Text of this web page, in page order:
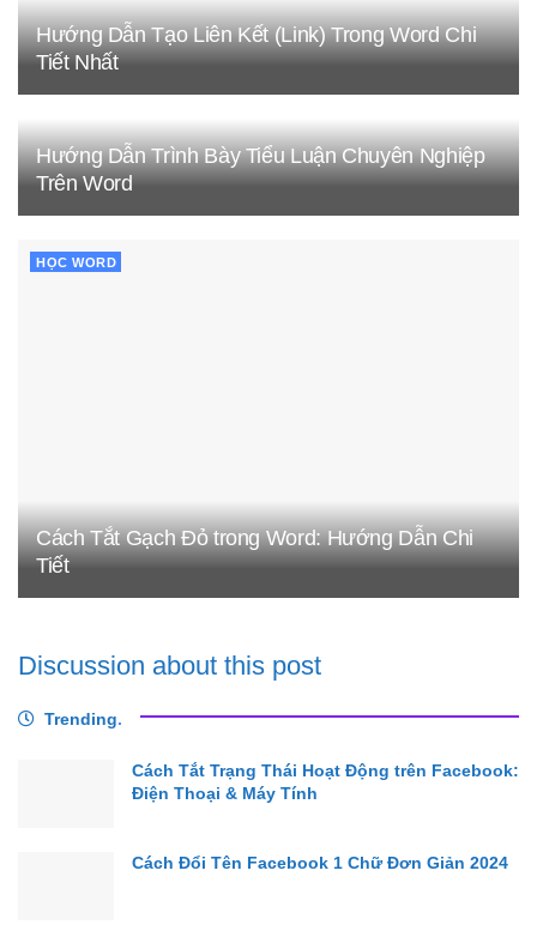
Hướng Dẫn Tạo Liên Kết (Link) Trong Word Chi
Tiết Nhất
Hướng Dẫn Trình Bày Tiểu Luận Chuyên Nghiệp
Trên Word
HỌC WORD
Cách Tắt Gạch Đỏ trong Word: Hướng Dẫn Chi
Tiết
Discussion about this post
Trending.
Cách Tắt Trạng Thái Hoạt Động trên Facebook:
Điện Thoại & Máy Tính
Cách Đổi Tên Facebook 1 Chữ Đơn Giản 2024